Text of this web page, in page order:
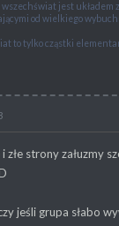
wszechświat jest
od wielkiego
to tylko cząstki
złe strony załuzmy
jeśli grupa słabo